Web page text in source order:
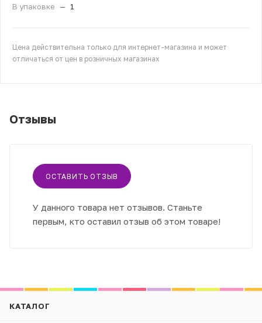
В упаковке
— 1
Цена действительна только для интернет-магазина и может
отличаться от цен в розничных магазинах
Отзывы
ОСТАВИТЬ ОТЗЫВ
У данного товара нет отзывов. Станьте
первым, кто оставил отзыв об этом товаре!
КАТАЛОГ